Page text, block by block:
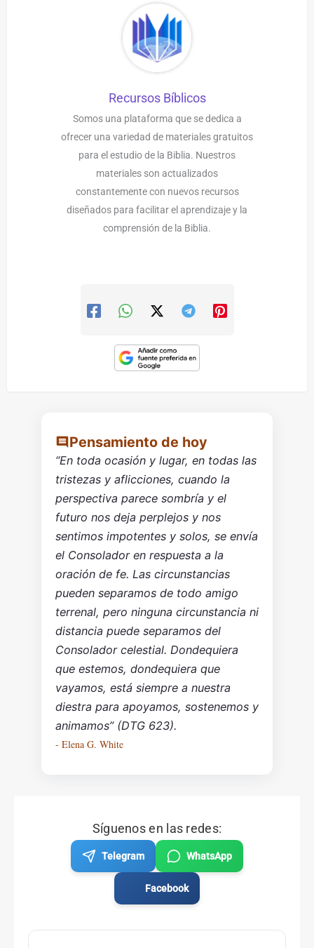
Recursos Bíblicos
Somos una plataforma que se dedica a
ofrecer una variedad de materiales gratuitos
para el estudio de la Biblia. Nuestros
materiales son actualizados
constantemente con nuevos recursos
diseñados para facilitar el aprendizaje y la
comprensión de la Biblia.
Pensamiento de hoy
“En toda ocasión y lugar, en todas las
tristezas y aflicciones, cuando la
perspectiva parece sombría y el
futuro nos deja perplejos y nos
sentimos impotentes y solos, se envía
el Consolador en respuesta a la
oración de fe. Las circunstancias
pueden separamos de todo amigo
terrenal, pero ninguna circunstancia ni
distancia puede separamos del
Consolador celestial. Dondequiera
que estemos, dondequiera que
vayamos, está siempre a nuestra
diestra para apoyamos, sostenemos y
animamos” (DTG 623).
- Elena G. White
Síguenos en las redes:
Telegram WhatsApp
Facebook